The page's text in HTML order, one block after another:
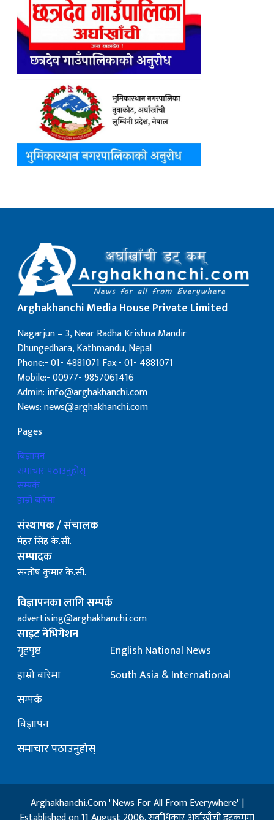
Arghakhanchi Media House Private Limited
Nagarjun – 3, Near Radha Krishna Mandir
Dhungedhara, Kathmandu, Nepal
Phone:- 01- 4881071 Fax:- 01- 4881071
Mobile:- 00977- 9857061416
Admin: info@arghakhanchi.com
News: news@arghakhanchi.com
Pages
बिज्ञापन
समाचार पठाउनुहोस्
सम्पर्क
हाम्रो बारेमा
संस्थापक / संचालक
मेहर सिंह के.सी.
सम्पादक
सन्तोष कुमार के.सी.
विज्ञापनका लागि सम्पर्क
advertising@arghakhanchi.com
साइट नेभिगेशन
गृहपृष्ठ
हाम्रो बारेमा
सम्पर्क
बिज्ञापन
समाचार पठाउनुहोस्
English National News
South Asia & International
Arghakhanchi.Com "News For All From Everywhere" |